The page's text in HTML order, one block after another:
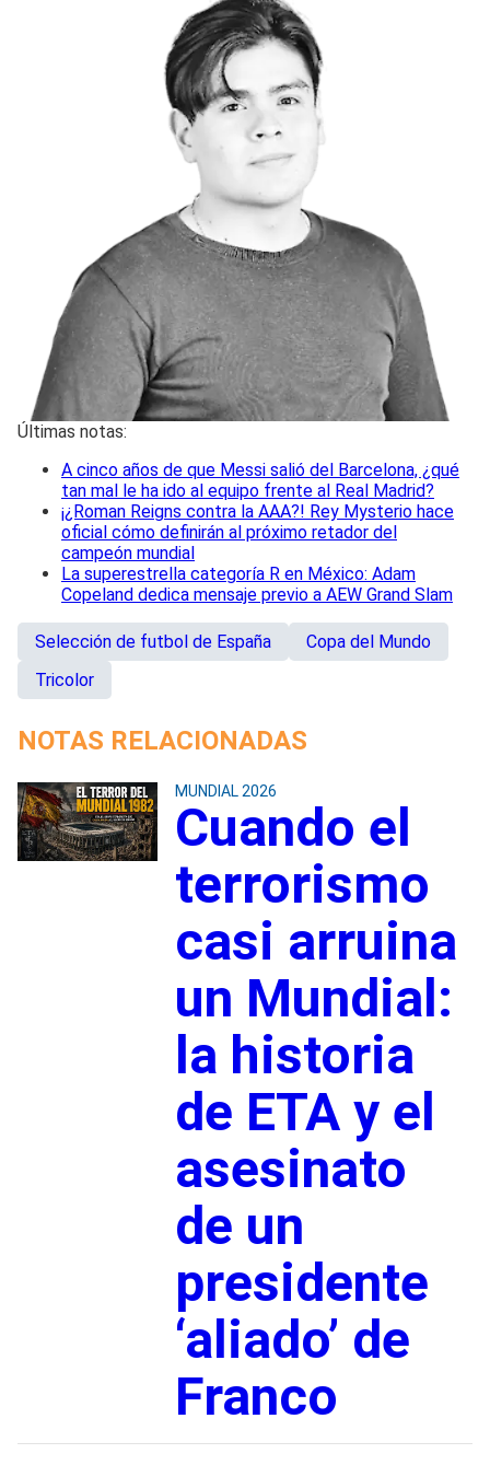
Últimas notas:
A cinco años de que Messi salió del Barcelona, ¿qué
tan mal le ha ido al equipo frente al Real Madrid?
¡¿Roman Reigns contra la AAA?! Rey Mysterio hace
oficial cómo definirán al próximo retador del
campeón mundial
La superestrella categoría R en México: Adam
Copeland dedica mensaje previo a AEW Grand Slam
Selección de futbol de España
Copa del Mundo
Tricolor
NOTAS RELACIONADAS
MUNDIAL 2026
Cuando el
terrorismo
casi arruina
un Mundial:
la historia
de ETA y el
asesinato
de un
presidente
‘aliado’ de
Franco